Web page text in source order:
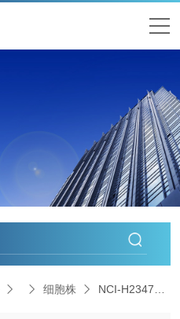
细胞株 NCI-H2347人肺癌细胞